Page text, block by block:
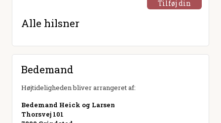
Tilføj din
Alle hilsner
Bedemand
Højtideligheden bliver arrangeret af:
Bedemand Heick og Larsen
Thorsvej 101